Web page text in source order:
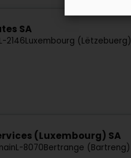
SA
L-2146Luxembourg (Lëtzebuerg)
(Luxembourg) SA
L-8070Bertrange (Bartreng)